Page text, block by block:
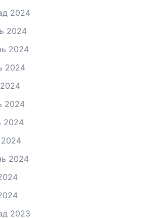
2024
2024
2024
2024
2024
2024
2024
2024
2023